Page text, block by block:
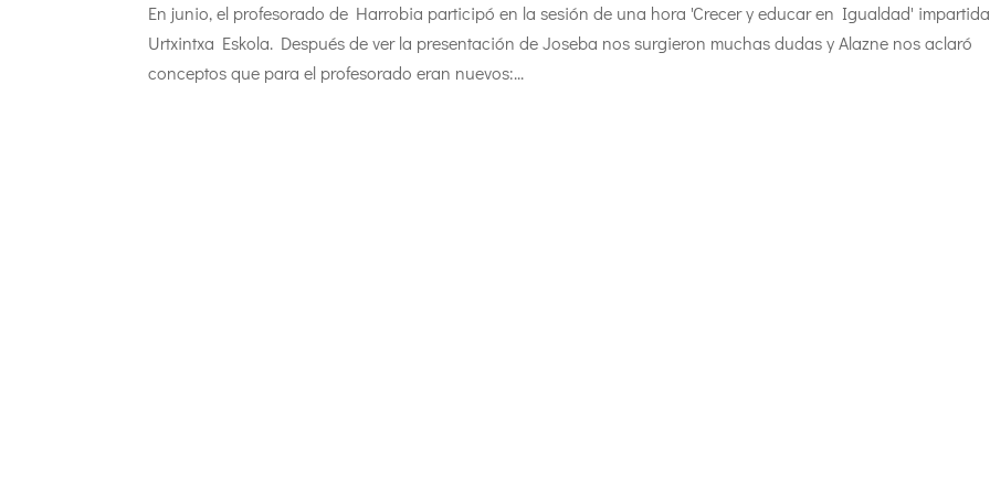
En junio, el profesorado de Harrobia participó en la sesión de una hora 'Crecer y educar en Igualdad'
Urtxintxa Eskola. Después de ver la presentación de Joseba nos surgieron muchas dudas y Alazne nos aclaró
conceptos que para el profesorado eran nuevos:...